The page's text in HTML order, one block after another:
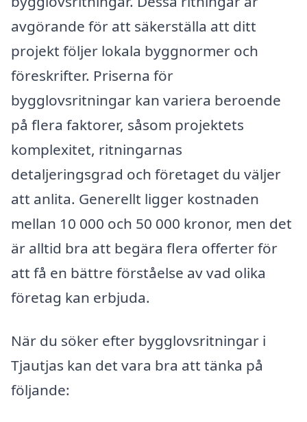
avgörande för att säkerställa att ditt
projekt följer lokala byggnormer och
föreskrifter. Priserna för
bygglovsritningar kan variera beroende
på flera faktorer, såsom projektets
komplexitet, ritningarnas
detaljeringsgrad och företaget du väljer
att anlita. Generellt ligger kostnaden
mellan 10 000 och 50 000 kronor, men det
är alltid bra att begära flera offerter för
att få en bättre förståelse av vad olika
företag kan erbjuda.
När du söker efter bygglovsritningar i
Tjautjas kan det vara bra att tänka på
följande: